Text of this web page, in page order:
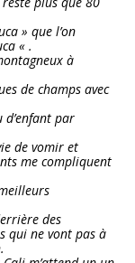
» que l’on
« .
à
de champs avec
par
de vomir et
me compliquent
des
qui ne vont pas à